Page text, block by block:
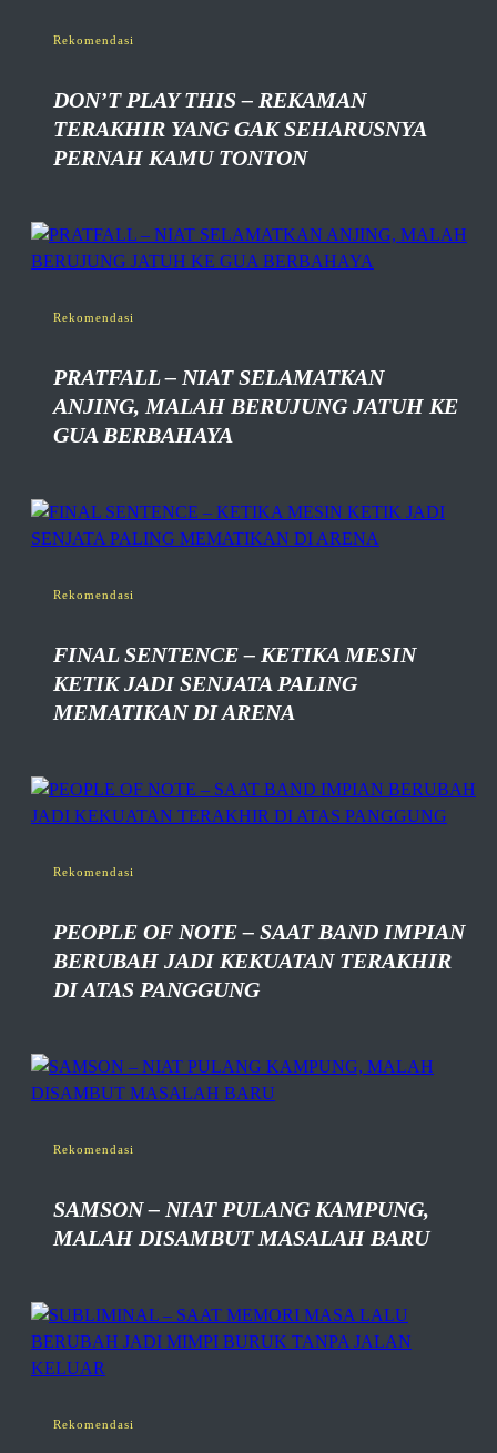
Rekomendasi
DON’T PLAY THIS – REKAMAN
TERAKHIR YANG GAK SEHARUSNYA
PERNAH KAMU TONTON
Rekomendasi
PRATFALL – NIAT SELAMATKAN
ANJING, MALAH BERUJUNG JATUH KE
GUA BERBAHAYA
Rekomendasi
FINAL SENTENCE – KETIKA MESIN
KETIK JADI SENJATA PALING
MEMATIKAN DI ARENA
Rekomendasi
PEOPLE OF NOTE – SAAT BAND IMPIAN
BERUBAH JADI KEKUATAN TERAKHIR
DI ATAS PANGGUNG
Rekomendasi
SAMSON – NIAT PULANG KAMPUNG,
MALAH DISAMBUT MASALAH BARU
Rekomendasi